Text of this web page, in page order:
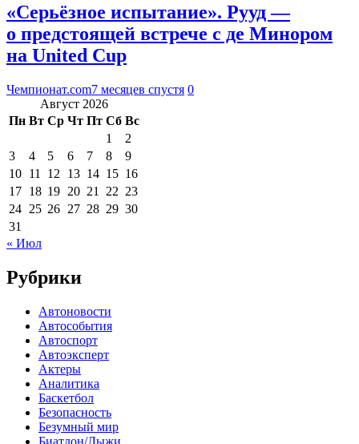
«Серьёзное испытание». Рууд —
о предстоящей встрече с де Минором
на United Cup
Чемпионат.com7 месяцев спустя 0
Август 2026
Пн Вт Ср Чт Пт Сб Вс
1
2
3
4 5 6 7 8
9
10 11 12 13 14 15 16
17 18 19 20 21 22 23
24 25 26 27 28 29 30
31
« Июл
Рубрики
Автоновости
Автособытия
Автоспорт
Автоэксперт
Актеры
Аналитика
Баскетбол
Безопасность
Безумный мир
Биатлон/Лыжи